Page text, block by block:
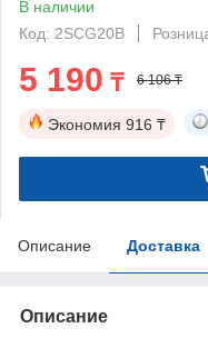
В наличии
Код: 2SCG20B
5 190 ₸ 6 106 ₸
Экономия 916 ₸
Описание Доставка
Описание